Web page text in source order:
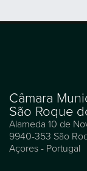
Câmara
São Roque
Alameda 10 de
9940-353 São
Açores - Portugal